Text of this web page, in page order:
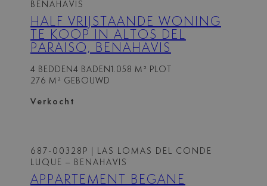
BENAHAVIS
HALF VRIJSTAANDE WONING
TE KOOP IN ALTOS DEL
PARAISO, BENAHAVIS
4 BEDDEN 4 BADEN
1.058 M² PLOT
276 M² GEBOUWD
Verkocht
687-00328P
| LAS LOMAS DEL CONDE
LUQUE – BENAHAVIS
APPARTEMENT BEGANE